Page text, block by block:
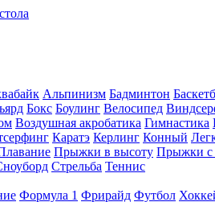
Альпинизм Бадминтон
Бокс Боулинг Велосипед
Воздушная акробатика Гимнастика
Каратэ Керлинг Конный
Прыжки в высоту Прыжки с
Стрельба Теннис
Формула 1 Фрирайд Футбол